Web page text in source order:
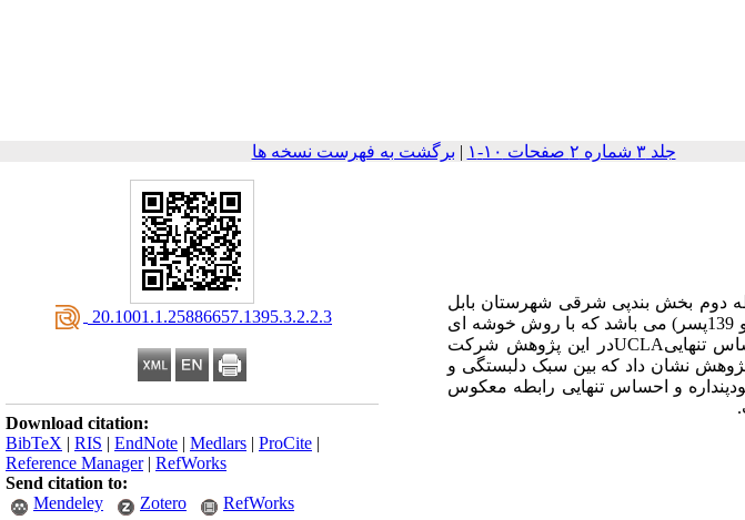
جلد ۳ شماره ۲ صفحات ۱۰-۱ | برگشت به فهرست نسخه ها
‎ 20.1001.1.25886657.1395.3.2.2.3
Download citation:
BibTeX | RIS | EndNote | Medlars | ProCite |
Reference Manager| RefWorks
Send citation to:
Mendeley
Zotero RefWorks
دوم بخش بندپی شرقی شهرستان بابل
بود. روش: روش پژوهش حاضر توصیفی از نوع همبستگی و نمونه مورد بررسی278 دانش آموز(139دختر و 139پسر) می باشد که با روش خوشه ای
انتخاب شدند و با تکمیل پرسشنامه سبک دلبستگی بزرگسالان هازان و شیور، خودپنداره راجرز و احساس تنهاییUCLAدر این پژوهش شرکت
پژوهش نشان داد که بین سبک دلبستگی و
و احساس تنهایی رابطه معکوس